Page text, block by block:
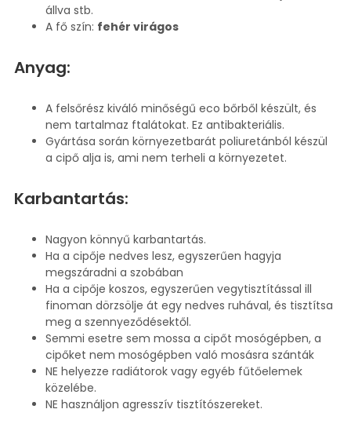
állva stb.
A fő szín: fehér virágos
Anyag:
A felsőrész kiváló minőségű eco bőrből készült, és
nem tartalmaz ftalátokat. Ez antibakteriális.
Gyártása során környezetbarát poliuretánból készül
a cipő alja is, ami nem terheli a környezetet.
Karbantartás:
Nagyon könnyű karbantartás.
Ha a cipője nedves lesz, egyszerűen hagyja
megszáradni a szobában
Ha a cipője koszos, egyszerűen vegytisztítással ill
finoman dörzsölje át egy nedves ruhával, és tisztítsa
meg a szennyeződésektől.
Semmi esetre sem mossa a cipőt mosógépben, a
cipőket nem mosógépben való mosásra szánták
NE helyezze radiátorok vagy egyéb fűtőelemek
közelébe.
NE használjon agresszív tisztítószereket.